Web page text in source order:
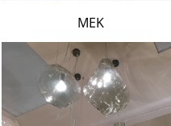
MEK